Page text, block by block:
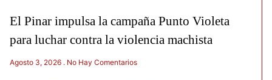
El Pinar impulsa la campaña Punto Violeta
para luchar contra la violencia machista
Agosto 3, 2026 No Hay Comentarios